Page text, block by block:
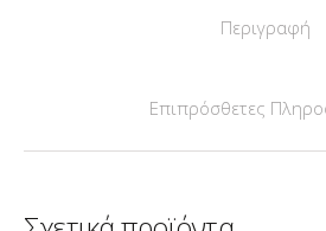
Περιγραφή
Επιπρόσθετες